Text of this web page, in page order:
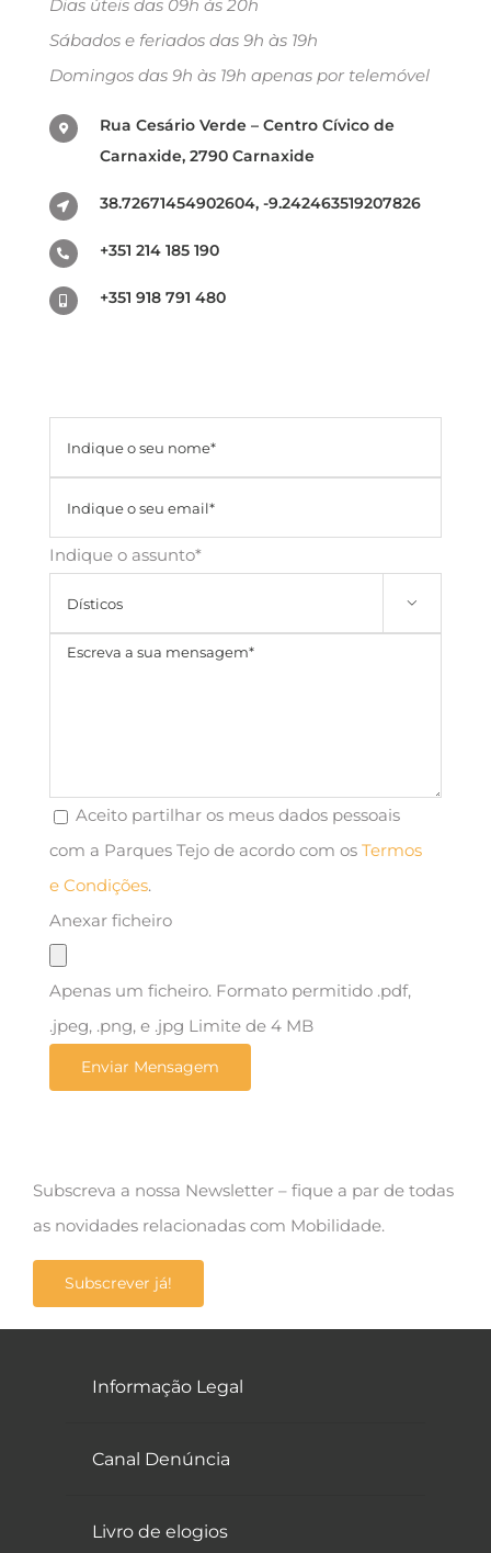
Dias úteis das 09h às 20h
Sábados e feriados das 9h às 19h
Domingos das 9h às 19h apenas por telemóvel
Rua Cesário Verde – Centro Cívico de
Carnaxide, 2790 Carnaxide
38.72671454902604, -9.242463519207826
+351 214 185 190
+351 918 791 480
Indique o assunto*

Aceito partilhar os meus dados pessoais
com a Parques Tejo de acordo com os Termos
e Condições.
Anexar ficheiro
Apenas um ficheiro. Formato permitido .pdf,
.jpeg, .png, e .jpg Limite de 4 MB
Subscreva a nossa Newsletter – fique a par de todas
as novidades relacionadas com Mobilidade.
Subscrever já!
Informação Legal
Canal Denúncia
Livro de elogios